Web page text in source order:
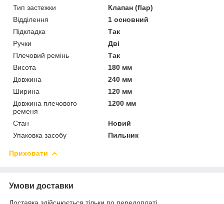
Тип застежки
Клапан (flap)
Відділення
1 основний
Підкладка
Так
Ручки
Дві
Плечовий ремінь
Так
Висота
180 мм
Довжина
240 мм
Ширина
120 мм
Довжина плечового
ременя
1200 мм
Стан
Новий
Упаковка засобу
Пильник
Приховати
Умови доставки
Доставка здійснюється тільки по передоплаті.